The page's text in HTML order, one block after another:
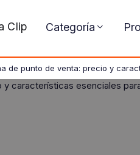
Clip Categoría
de punto de venta: precio y